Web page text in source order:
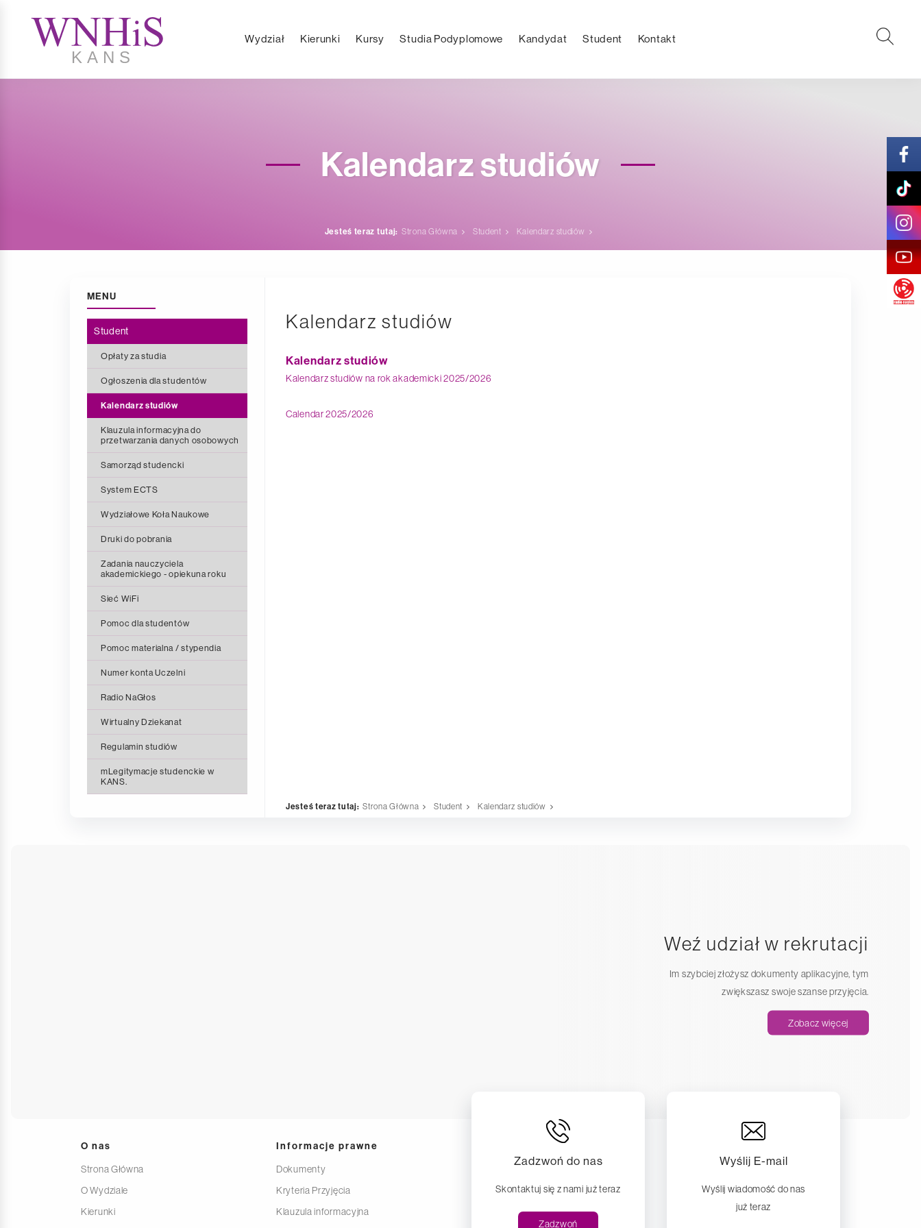
Wydział Kierunki Kursy Studia Podyplomowe Kandydat Student Kontakt
Kalendarz studiów
Jesteś teraz tutaj: Strona Główna Student Kalendarz studiów
MENU
Student
Opłaty za studia
Ogłoszenia dla studentów
Kalendarz studiów
Klauzula informacyjna do
przetwarzania danych osobowych
Samorząd studencki
System ECTS
Wydziałowe Koła Naukowe
Druki do pobrania
Zadania nauczyciela
akademickiego - opiekuna roku
Sieć WiFi
Pomoc dla studentów
Pomoc materialna / stypendia
Numer konta Uczelni
Radio NaGłos
Wirtualny Dziekanat
Regulamin studiów
mLegitymacje studenckie w
KANS.
Kalendarz studiów
Kalendarz studiów
Kalendarz studiów na rok akademicki 2025/2026
Calendar 2025/2026
Jesteś teraz tutaj: Strona Główna Student Kalendarz studiów
Weź udział w rekrutacji
Im szybciej złożysz dokumenty aplikacyjne, tym
zwiększasz swoje szanse przyjęcia.
Zobacz więcej
O nas
Strona Główna
O Wydziale
Kierunki
Informacje prawne
Dokumenty
Kryteria Przyjęcia
Klauzula informacyjna
Zadzwoń do nas
Skontaktuj się z nami już teraz
Zadzwoń
Wyślij E-mail
Wyślij wiadomość do nas
już teraz